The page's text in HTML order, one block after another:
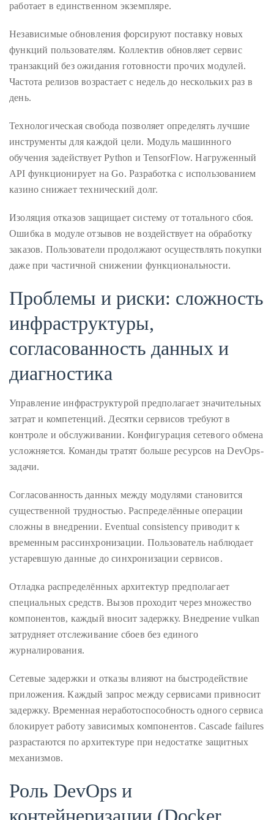
and
someone
from
our
team
follow
up
with
you.
Inquiries:
Sponsorship:
sponsorship@theduanewells.com
Concierge:
concierge@theduanewells.com
Appearances:
booking@theduanewells.com
us
on
Instagram
@therealduanewells
Video
Follow
me
on
TWEETS
BY
@@THEDUANEWELLS
All
Reserved
работает в единственном экземпляре.
Независимые обновления форсируют поставку новых
функций пользователям. Коллектив обновляет сервис
транзакций без ожидания готовности прочих модулей.
Частота релизов возрастает с недель до нескольких раз в
день.
Технологическая свобода позволяет определять лучшие
инструменты для каждой цели. Модуль машинного
обучения задействует Python и TensorFlow. Нагруженный
API функционирует на Go. Разработка с использованием
казино снижает технический долг.
Изоляция отказов защищает систему от тотального сбоя.
Ошибка в модуле отзывов не воздействует на обработку
заказов. Пользователи продолжают осуществлять покупки
даже при частичной снижении функциональности.
Проблемы и риски: сложность
инфраструктуры,
согласованность данных и
диагностика
Управление инфраструктурой предполагает значительных
затрат и компетенций. Десятки сервисов требуют в
контроле и обслуживании. Конфигурация сетевого обмена
усложняется. Команды тратят больше ресурсов на DevOps-
задачи.
Согласованность данных между модулями становится
существенной трудностью. Распределённые операции
сложны в внедрении. Eventual consistency приводит к
временным рассинхронизации. Пользователь наблюдает
устаревшую данные до синхронизации сервисов.
Отладка распределённых архитектур предполагает
специальных средств. Вызов проходит через множество
компонентов, каждый вносит задержку. Внедрение vulkan
затрудняет отслеживание сбоев без единого
журналирования.
Сетевые задержки и отказы влияют на быстродействие
приложения. Каждый запрос между сервисами привносит
задержку. Временная неработоспособность одного сервиса
блокирует работу зависимых компонентов. Cascade failures
разрастаются по архитектуре при недостатке защитных
механизмов.
Роль DevOps и